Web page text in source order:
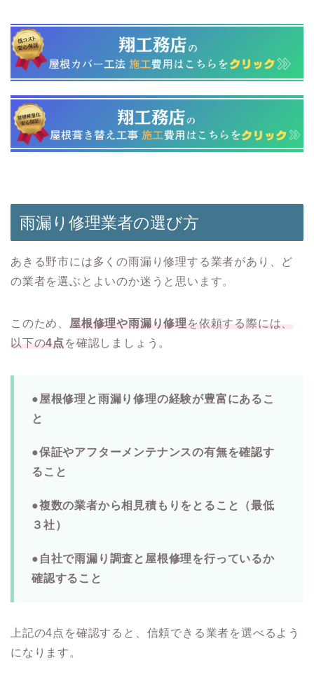
雨漏り修理業者の選び方
あきる野市には多くの雨漏り修理する業者があり、ど
の業者を選ぶとよいのか迷うと思います。
このため、 屋根修理や雨漏り修理を依頼する際には、
以下の4点 を確認しましょう。
●屋根修理と雨漏り修理の経験が豊富にあるこ
と
●保証やアフターメンテナンスの有無を確認す
ること
●複数の業者から相見積もりをとること（最低
３社）
●自社で雨漏り調査と屋根修理を行っているか
確認すること
上記の4点を確認すると、信頼できる業者を選べるよう
になります。